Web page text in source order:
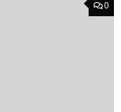
0